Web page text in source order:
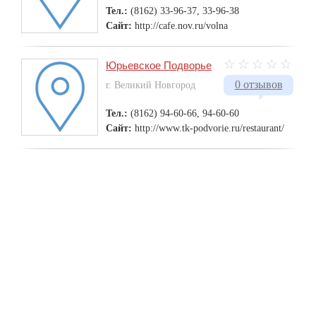
Тел.: (8162) 33-96-37, 33-96-38
Сайт: http://cafe.nov.ru/volna
0 отзывов
Юрьевское Подворье
г. Великий Новгород
Тел.: (8162) 94-60-66, 94-60-60
Сайт: http://www.tk-podvorie.ru/restaurant/